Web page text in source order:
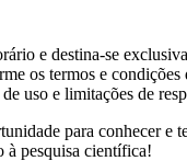
e destina-se
os termos e
uso e limitações de
para conhecer e
à pesquisa científica!